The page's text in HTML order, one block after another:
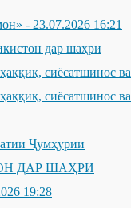
- 23.07.2026 16:21
дар шаҳри
сиёсатшинос ва
сиёсатшинос ва
Ҷумҳурии
ДАР ШАҲРИ
19:28